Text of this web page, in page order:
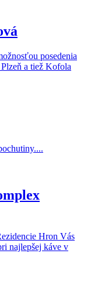
posedenia
a tiež Kofola
Hron Vás
najlepšej káve v